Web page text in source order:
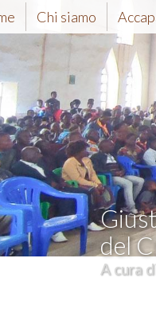
Chi siamo
del
A cura